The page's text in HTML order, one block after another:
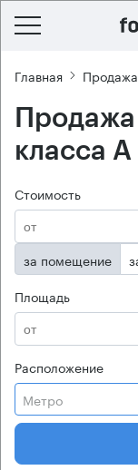
Главная
класса
Стоимость
за помещение
Площадь
Расположение
Метро